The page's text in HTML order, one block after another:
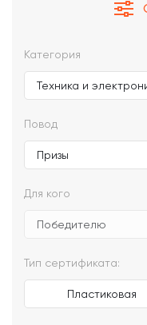
Категория
Повод
Для кого
Тип сертификата:
Пластиковая